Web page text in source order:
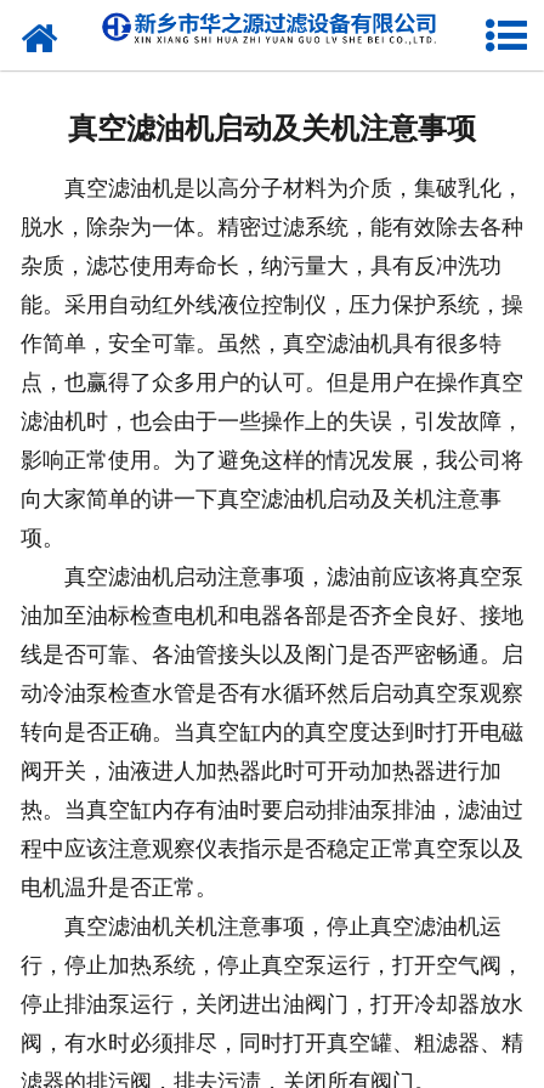
网站首页
产品展示
在线留言
合作伙伴
联系我们
真空滤油机启动及关机注意事项
真空滤油机是以高分子材料为介质，集破乳化，
脱水，除杂为一体。精密过滤系统，能有效除去各种
杂质，滤芯使用寿命长，纳污量大，具有反冲洗功
能。采用自动红外线液位控制仪，压力保护系统，操
作简单，安全可靠。虽然，真空滤油机具有很多特
点，也赢得了众多用户的认可。但是用户在操作真空
滤油机时，也会由于一些操作上的失误，引发故障，
影响正常使用。为了避免这样的情况发展，我公司将
向大家简单的讲一下真空滤油机启动及关机注意事
项。
真空滤油机启动注意事项，滤油前应该将真空泵
油加至油标检查电机和电器各部是否齐全良好、接地
线是否可靠、各油管接头以及阁门是否严密畅通。启
动冷油泵检查水管是否有水循环然后启动真空泵观察
转向是否正确。当真空缸内的真空度达到时打开电磁
阀开关，油液进人加热器此时可开动加热器进行加
热。当真空缸内存有油时要启动排油泵排油，滤油过
程中应该注意观察仪表指示是否稳定正常真空泵以及
电机温升是否正常。
真空滤油机关机注意事项，停止真空滤油机运
行，停止加热系统，停止真空泵运行，打开空气阀，
停止排油泵运行，关闭进出油阀门，打开冷却器放水
阀，有水时必须排尽，同时打开真空罐、粗滤器、精
滤器的排污阀，排去污渍，关闭所有阀门。